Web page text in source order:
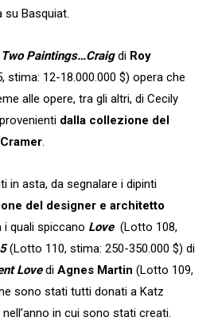
Basquiat.
Two Paintings…Craigdi Roy
stima: 12-18.000.000 $) opera che
alle opere, tra gli altri, di Cecily
dalla collezione del
in asta, da segnalare i dipinti
del designer e architetto
i quali spiccano Love (Lotto 108,
5(Lotto 110, stima: 250-350.000 $) di
Lovedi Agnes Martin (Lotto 109,
sono stati tutti donati a Katz
in cui sono stati creati.